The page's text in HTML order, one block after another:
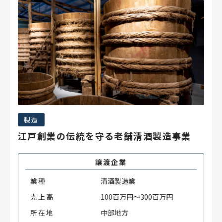
製造
江戸創業の伝統を守る老舗清酒製造事業
譲渡企業
業種
清酒製造業
売上高
100百万円～300百万円
所在地
中部地方